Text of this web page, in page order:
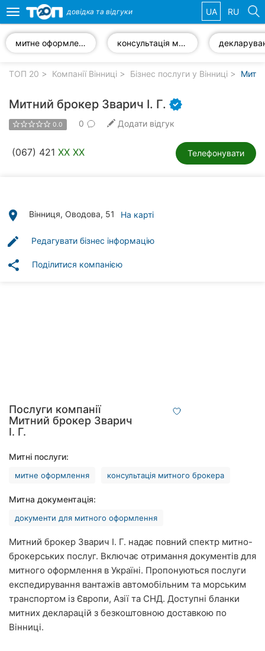
компанії
клініки
Автошколи
Всі
міста:
Хмельницький
Рівне
Одеса
Кропивницький
Київ
Toggle
navigation
довідка та відгуки UA RU
митне оформлення консультація митного брокера
ТОП 20 Компанії Вінниці Бізнес послуги у Вінниці
Митний брокер Зварич І. Г.
0.0 0 Додати відгук
(067) 421 XX XX Телефонувати
place Вінниця, Оводова, 51 На карті
edit Редагувати бізнес інформацію
share Поділитися компанією
Послуги компанії
Митний брокер Зварич
І. Г.
Митні послуги:
митне оформлення консультація митного брокера
Митна документація:
документи для митного оформлення
Митний брокер Зварич І. Г. надає повний спектр митно-
брокерських послуг. Включає отримання документів для
митного оформлення в Україні. Пропонуються послуги
експедирування вантажів автомобільним та морським
транспортом із Європи, Азії та СНД. Доступні бланки
митних декларацій з безкоштовною доставкою по
Вінниці.